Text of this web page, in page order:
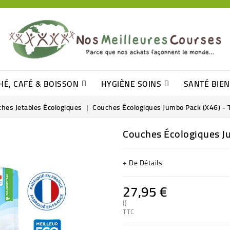
CAFÉ & BOISSON HYGIÈNE SOINS SANTÉ
Jetables Écologiques
Couches Écologiques Jumbo Pack (x46) -
Couches Écologiques
+ De Détails
27,95 €
()
TTC